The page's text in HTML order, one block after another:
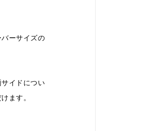
ーサイズの
イドについ
ます。